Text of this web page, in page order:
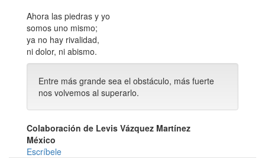
Ahora las piedras y yo
somos uno mismo;
ya no hay rivalidad,
ni dolor, ni abismo.
Entre más grande sea el obstáculo, más fuerte
nos volvemos al superarlo.
Colaboración de Levis Vázquez Martínez
México
Escríbele